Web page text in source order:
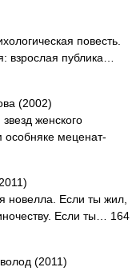
повесть.
взрослая публика…
(2002)
женского
особняке меценат-
новелла. Если ты жил,
Если ты… 164
(2011)